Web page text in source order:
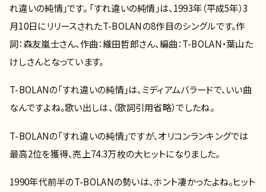
れ違いの純情」です。 「すれ違いの純情」は、1993年（平成5年）3
月10日にリリースされたT-BOLANの8作目のシングルです。作
詞：森友嵐士さん、作曲：織田哲郎さん、編曲：T-BOLAN・葉山た
けしさんとなっています。
T-BOLANの「すれ違いの純情」は、ミディアムバラードで、いい曲
なんですよね。歌い出しは、（歌詞引用省略）でしたね。
T-BOLANの「すれ違いの純情」ですが、オリコンランキングでは
最高2位を獲得、売上74.3万枚の大ヒットになりました。
1990年代前半のT-BOLANの勢いは、ホント凄かったよね。ヒット